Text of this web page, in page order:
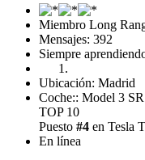
Miembro Long
Mensajes: 392
Siempre
Ubicación: Madrid
Coche:: Model 3 SR
TOP 10
Puesto #4 en Tesla
En línea